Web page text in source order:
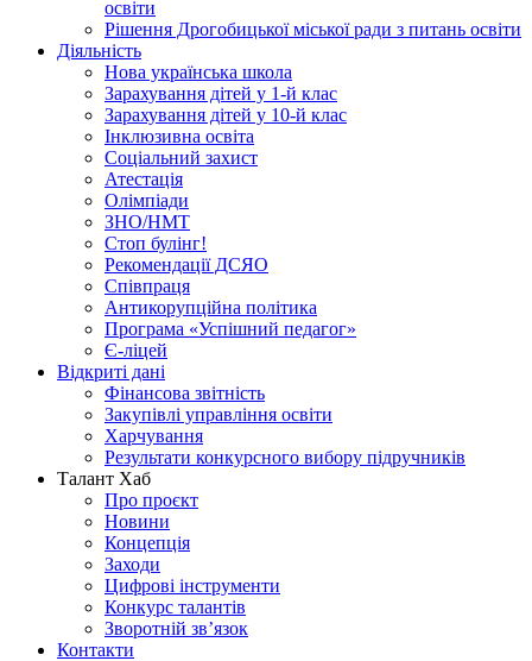
освіти
Рішення Дрогобицької міської ради з питань освіти
Діяльність
Нова українська школа
Зарахування дітей у 1-й клас
Зарахування дітей у 10-й клас
Інклюзивна освіта
Соціальний захист
Атестація
Олімпіади
ЗНО/НМТ
Стоп булінг!
Рекомендації ДСЯО
Співпраця
Антикорупційна політика
Програма «Успішний педагог»
Є-ліцей
Відкриті дані
Фінансова звітність
Закупівлі управління освіти
Харчування
Результати конкурсного вибору підручників
Талант Хаб
Про проєкт
Новини
Концепція
Заходи
Цифрові інструменти
Конкурс талантів
Зворотній зв’язок
Контакти